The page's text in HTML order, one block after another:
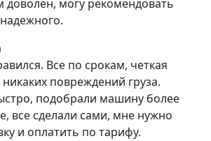
доволен, могу рекомендовать
Все по срокам, четкая
повреждений груза.
подобрали машину более
все сделали сами, мне нужно
и оплатить по тарифу.